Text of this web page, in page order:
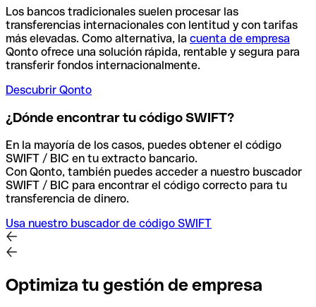
Los bancos tradicionales suelen procesar las
transferencias internacionales con lentitud y con tarifas
más elevadas. Como alternativa, la cuenta de empresa
Qonto ofrece una solución rápida, rentable y segura para
transferir fondos internacionalmente.
Descubrir Qonto
¿Dónde encontrar tu código SWIFT?
En la mayoría de los casos, puedes obtener el código
SWIFT / BIC en tu extracto bancario.
Con Qonto, también puedes acceder a nuestro buscador
SWIFT / BIC para encontrar el código correcto para tu
transferencia de dinero.
Usa nuestro buscador de código SWIFT
Optimiza tu gestión de empresa